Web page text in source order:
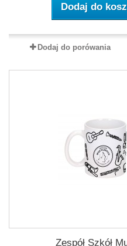
Dodaj do
Dodaj do porówania
Zespół Szkół